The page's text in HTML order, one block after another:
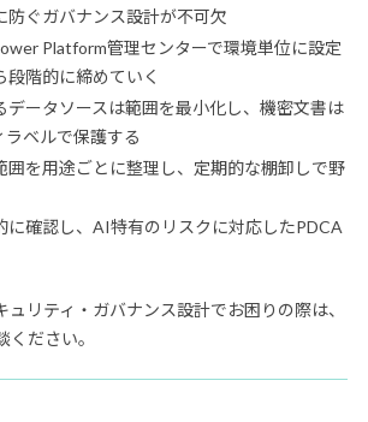
防ぐガバナンス設計が不可欠
Platform管理センターで環境単位に設定
段階的に締めていく
データソースは範囲を最小化し、機密文書は
ベルで保護する
囲を用途ごとに整理し、定期的な棚卸しで野
に確認し、AI特有のリスクに対応したPDCA
リティ・ガバナンス設計でお困りの際は、
ださい。